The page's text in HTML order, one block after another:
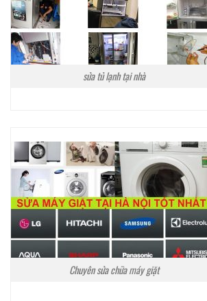
sửa tủ lạnh tại nhà
Chuyên sửa chữa máy giặt